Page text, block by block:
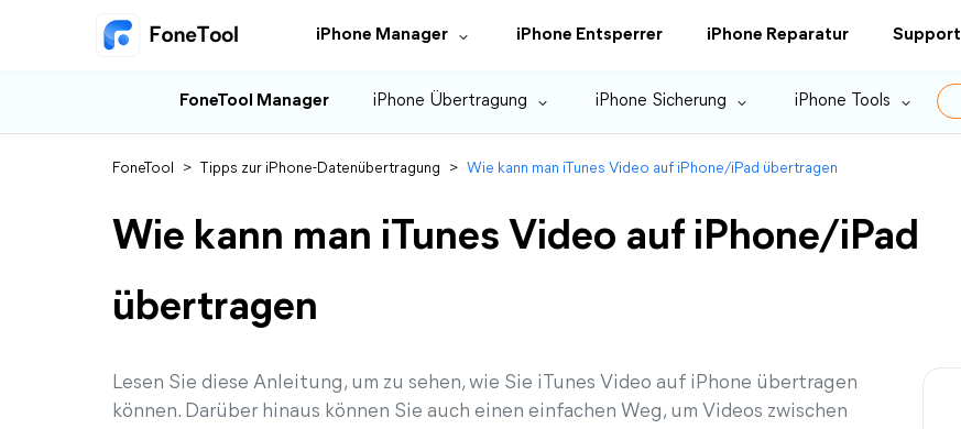
iPhone Manager iPhone Entsperrer iPhone Reparatur Support
FoneTool Manager iPhone Übertragung iPhone Sicherung iPhone Tools
FoneTool > Tipps zur iPhone-Datenübertragung > Wie kann man iTunes Video auf iPhone/iPad übertragen
Wie kann man iTunes Video auf iPhone/iPad
übertragen
Lesen Sie diese Anleitung, um zu sehen, wie Sie iTunes Video auf iPhone übertragen
können. Darüber hinaus können Sie auch einen einfachen Weg, um Videos zwischen